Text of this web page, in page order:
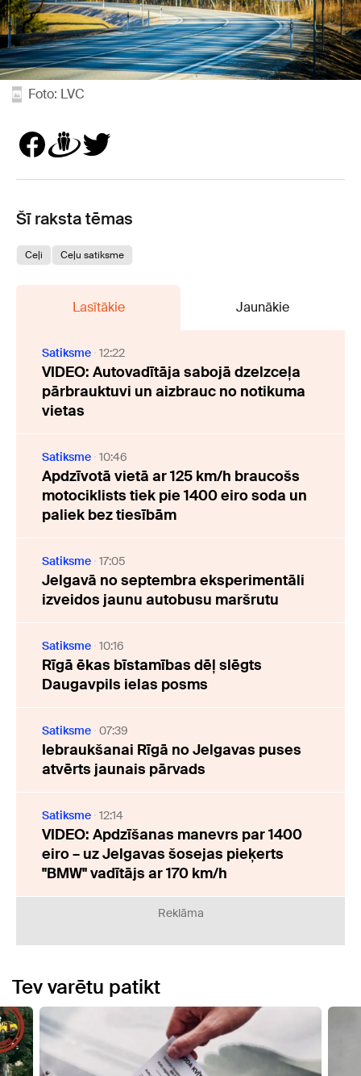
Foto: LVC
Šī raksta tēmas
Ceļi Ceļu satiksme
Lasītākie Jaunākie
Satiksme 12:22
VIDEO: Autovadītāja sabojā dzelzceļa
pārbrauktuvi un aizbrauc no notikuma
vietas
Satiksme 10:46
Apdzīvotā vietā ar 125 km/h braucošs
motociklists tiek pie 1400 eiro soda un
paliek bez tiesībām
Satiksme 17:05
Jelgavā no septembra eksperimentāli
izveidos jaunu autobusu maršrutu
Satiksme 10:16
Rīgā ēkas bīstamības dēļ slēgts
Daugavpils ielas posms
Satiksme 07:39
Iebraukšanai Rīgā no Jelgavas puses
atvērts jaunais pārvads
Satiksme 12:14
VIDEO: Apdzīšanas manevrs par 1400
eiro – uz Jelgavas šosejas pieķerts
"BMW" vadītājs ar 170 km/h
Reklāma
Tev varētu patikt